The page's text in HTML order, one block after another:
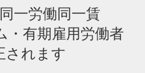
一労働同一賃
有期雇用労働者
されます